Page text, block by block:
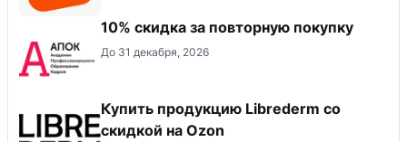
10% скидка за повторную покупку
До 31 декабря, 2026
Купить продукцию Librederm со
скидкой на Ozon